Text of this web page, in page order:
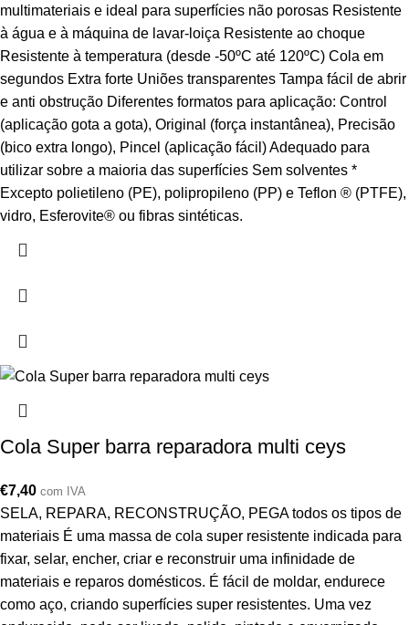
multimateriais e ideal para superfícies não porosas Resistente
à água e à máquina de lavar-loiça Resistente ao choque
Resistente à temperatura (desde -50ºC até 120ºC) Cola em
segundos Extra forte Uniões transparentes Tampa fácil de abrir
e anti obstrução Diferentes formatos para aplicação: Control
(aplicação gota a gota), Original (força instantânea), Precisão
(bico extra longo), Pincel (aplicação fácil) Adequado para
utilizar sobre a maioria das superfícies Sem solventes *
Excepto polietileno (PE), polipropileno (PP) e Teflon ® (PTFE),
vidro, Esferovite® ou fibras sintéticas.
Cola Super barra reparadora multi ceys
€7,40 com IVA
SELA, REPARA, RECONSTRUÇÃO, PEGA todos os tipos de
materiais É uma massa de cola super resistente indicada para
fixar, selar, encher, criar e reconstruir uma infinidade de
materiais e reparos domésticos. É fácil de moldar, endurece
como aço, criando superfícies super resistentes. Uma vez